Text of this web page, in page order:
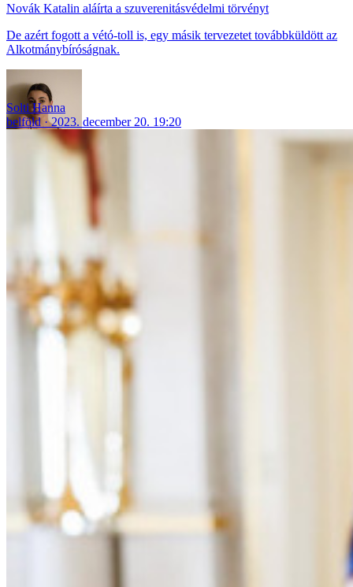
Novák Katalin aláírta a szuverenitásvédelmi törvényt
De azért fogott a vétó-toll is, egy másik tervezetet továbbküldött az
Alkotmánybíróságnak.
Solti Hanna
belföld
2023. december 20. 19:20